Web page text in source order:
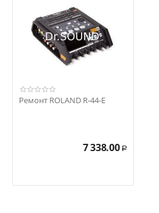
Ремонт ROLAND R-44-E
7 338.00 Р